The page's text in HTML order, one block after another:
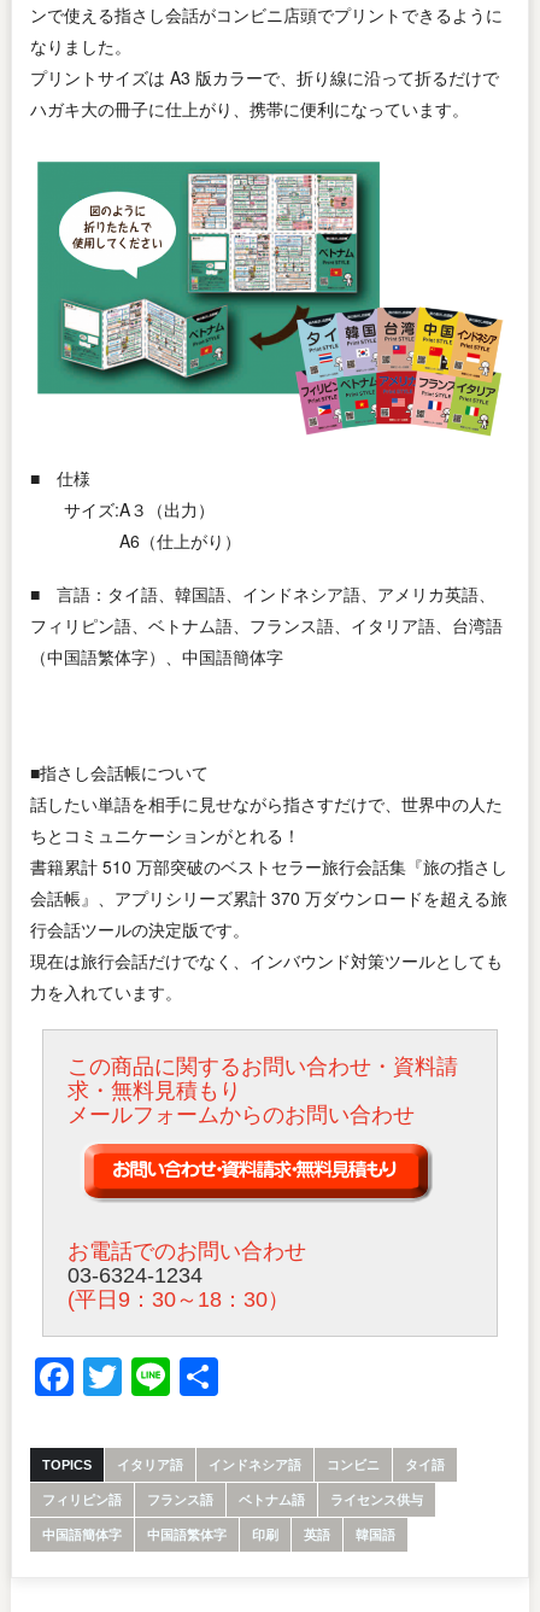
ンで使える指さし会話がコンビニ店頭でプリントできるように
なりました。
プリントサイズは A3 版カラーで、折り線に沿って折るだけで
ハガキ大の冊子に仕上がり、携帯に便利になっています。
■ 仕様
サイズ:A３（出力）
A6（仕上がり）
■ 言語：タイ語、韓国語、インドネシア語、アメリカ英語、
フィリピン語、ベトナム語、フランス語、イタリア語、台湾語
（中国語繁体字）、中国語簡体字
■指さし会話帳について
話したい単語を相手に見せながら指さすだけで、世界中の人た
ちとコミュニケーションがとれる！
書籍累計 510 万部突破のベストセラー旅行会話集『旅の指さし
会話帳』、アプリシリーズ累計 370 万ダウンロードを超える旅
行会話ツールの決定版です。
現在は旅行会話だけでなく、インバウンド対策ツールとしても
力を入れています。
この商品に関するお問い合わせ・資料請
求・無料見積もり
メールフォームからのお問い合わせ
お電話でのお問い合わせ
03-6324-1234
(平日9：30～18：30）
Facebook
Twitter
Line共
TOPICS イタリア語 インドネシア語 コンビニ タイ語
フィリピン語 フランス語 ベトナム語 ライセンス供与
中国語簡体字 中国語繁体字 印刷 英語 韓国語